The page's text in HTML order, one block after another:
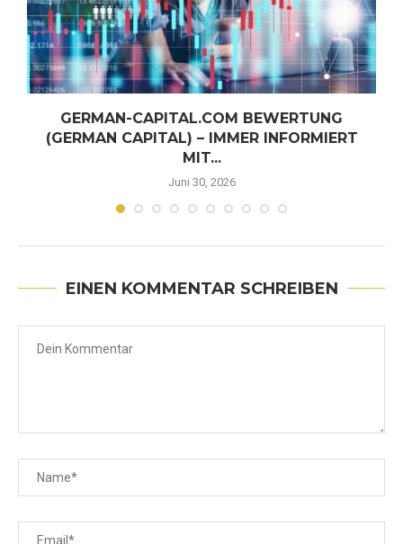
GERMAN-CAPITAL.COM BEWERTUNG
(GERMAN CAPITAL) – IMMER INFORMIERT
MIT...
Juni 30, 2026
EINEN KOMMENTAR SCHREIBEN